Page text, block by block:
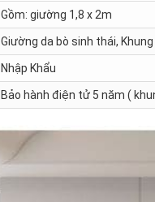
Gồm: giường 1,8 x 2m
Giường da bò sinh thái,
Nhập Khẩu
Bảo hành điện tử 5 năm (